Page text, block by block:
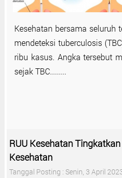
Kesehatan bersama seluruh
mendeteksi tuberculosis
ribu kasus. Angka tersebut
sejak TBC........
RUU Kesehatan
Kesehatan
Tanggal Posting : Senin, 3 April